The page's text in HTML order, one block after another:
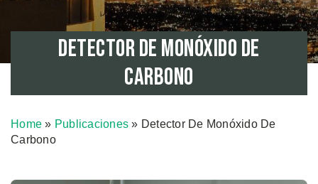
Detector De Monóxido De
Carbono
Home » Publicaciones » Detector De Monóxido De
Carbono